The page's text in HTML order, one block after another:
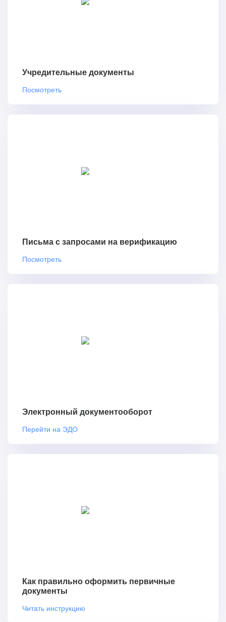
Учредительные документы
Посмотреть
Письма с запросами на верификацию
Посмотреть
Электронный документооборот
Перейти на ЭДО
Как правильно оформить первичные
документы
Читать инструкцию